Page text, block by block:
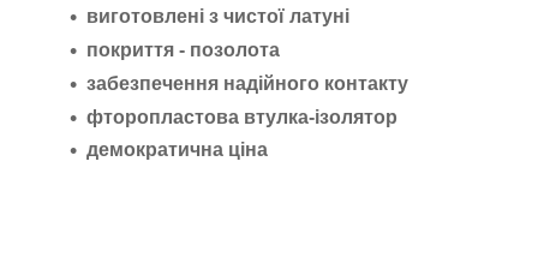
виготовлені з чистої латуні
покриття - позолота
забезпечення надійного контакту
фторопластова втулка-ізолятор
демократична ціна